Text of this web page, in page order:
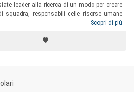
leader alla ricerca di un modo per creare
squadra, responsabili delle risorse umane
, o dipendenti
vi offrirà un modo diverso per osservare il
e colleghi e gli strumenti pratici per
Scopri di più